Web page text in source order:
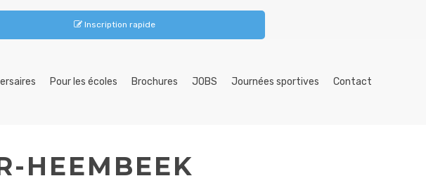
Inscription rapide
Pour les écoles Brochures JOBS Journées sportives Contact
HEEMBEEK